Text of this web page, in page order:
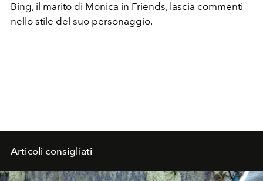
Bing, il marito di Monica in Friends, lascia commenti
nello stile del suo personaggio.
Articoli consigliati